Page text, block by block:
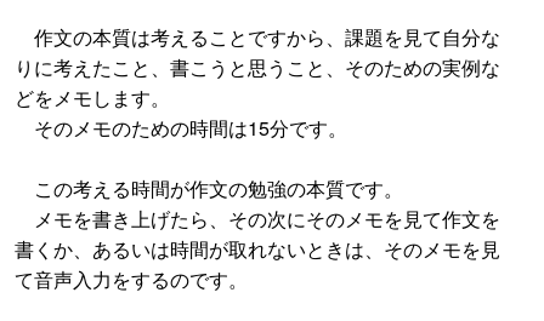
作文の本質は考えることですから、課題を見て自分な
りに考えたこと、書こうと思うこと、そのための実例な
どをメモします。
そのメモのための時間は15分です。
この考える時間が作文の勉強の本質です。
メモを書き上げたら、その次にそのメモを見て作文を
書くか、あるいは時間が取れないときは、そのメモを見
て音声入力をするのです。